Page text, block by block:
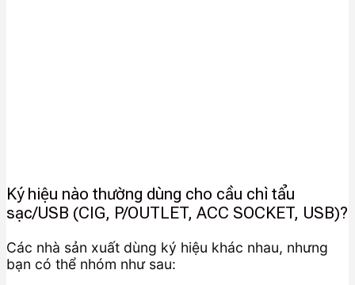
Ký hiệu nào thường dùng cho cầu chì tẩu
sạc/USB (CIG, P/OUTLET, ACC SOCKET, USB)?
Các nhà sản xuất dùng ký hiệu khác nhau, nhưng
bạn có thể nhóm như sau: